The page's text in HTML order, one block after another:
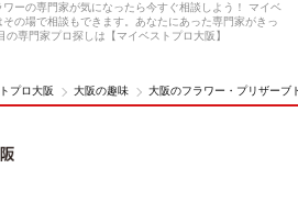
ーの専門家が気になったら今すぐ相談しよう！ マイベ
の場で相談もできます。あなたにあった専門家がきっ
専門家プロ探しは【マイベストプロ大阪】
プロ大阪 大阪の趣味 大阪のフラワー・プリザーブ